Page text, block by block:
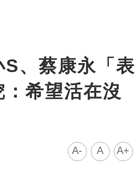
、蔡康永「表
希望活在沒
A- A A+